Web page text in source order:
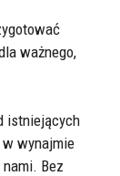
ważnego,
istniejących
wynajmie
Bez